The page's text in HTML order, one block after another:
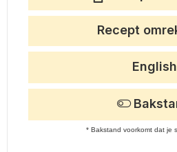
Recept
English
* Bakstand voorkomt dat je